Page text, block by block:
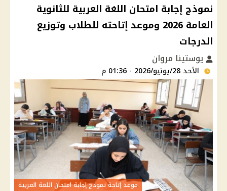
نموذج إجابة امتحان اللغة العربية للثانوية
العامة 2026 وموعد إتاحته للطلاب وتوزيع
الدرجات
يوستينا مروان
الأحد 28/يونيو/2026 - 01:36 م
موعد إتاحة نموذج إجابة امتحان اللغة العربية